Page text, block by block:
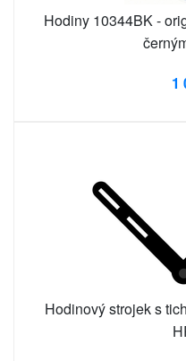
Hodiny 10344BK -
1
Hodinový strojek s